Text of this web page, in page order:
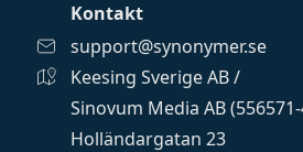
Kontakt
support@synonymer.se
Keesing Sverige AB /
Sinovum Media AB
Holländargatan 23